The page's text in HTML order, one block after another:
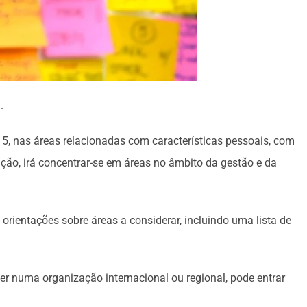
nas áreas relacionadas com características pessoais, com
irá concentrar-se em áreas no âmbito da gestão e da
sobre áreas a considerar, incluindo uma lista de
numa organização internacional ou regional, pode entrar